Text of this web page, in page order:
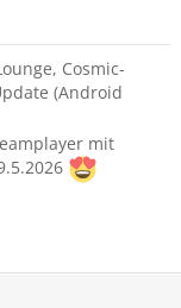
Cosmic-
(Android
mit